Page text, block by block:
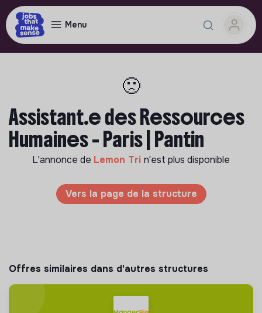
Menu
🙁
Assistant.e des Ressources
Humaines - Paris | Pantin
L'annonce de Lemon Tri n'est plus disponible
Vers la page de la structure
Offres similaires dans d'autres structures